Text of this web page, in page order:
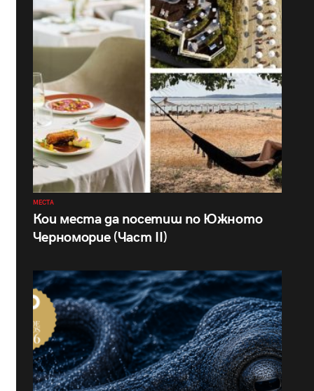
МЕСТА
Кои места да посетиш по Южното
Черноморие (Част II)